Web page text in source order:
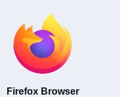
Firefox Browser